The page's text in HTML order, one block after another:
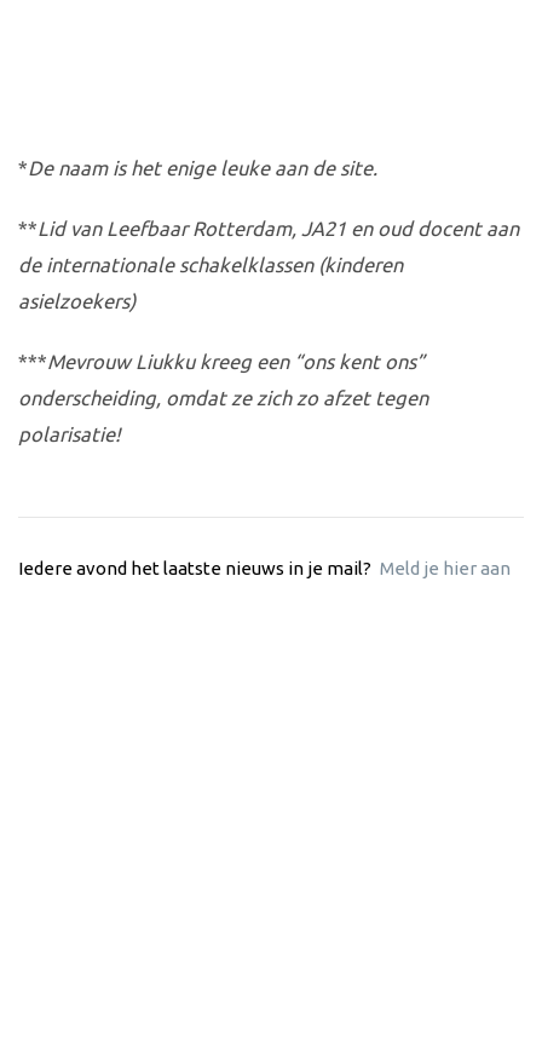
*De naam is het enige leuke aan de site.
**Lid van Leefbaar Rotterdam, JA21 en oud docent aan
de internationale schakelklassen (kinderen
asielzoekers)
***Mevrouw Liukku kreeg een “ons kent ons”
onderscheiding, omdat ze zich zo afzet tegen
polarisatie!
Iedere avond het laatste nieuws in je mail? Meld je hier aan